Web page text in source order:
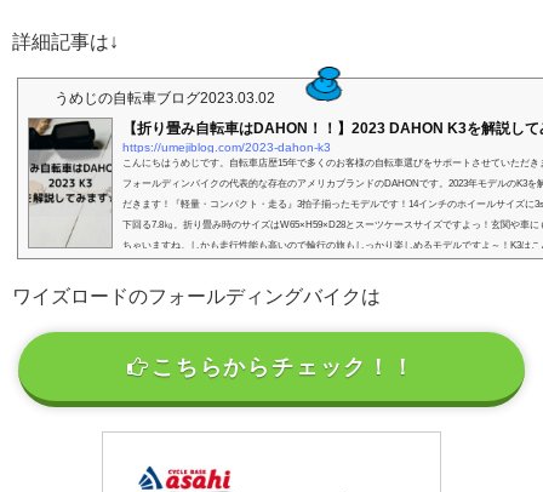
詳細記事は↓
うめじの自転車ブログ2023.03.02
【折り畳み自転車はDAHON！！】2023 DAHON K3を解説し
https://umejiblog.com/2023-dahon-k3
こんにちはうめじです。自転車店歴15年で多くのお客様の自転車選びをサポートさせていただき
フォールディンバイクの代表的な存在のアメリカブランドのDAHONです。2023年モデルのK3を
だきます！『軽量・コンパクト・走る』3拍子揃ったモデルです！14インチのホイールサイズに
下回る7.8㎏。折り畳み時のサイズはW65×H59×D28とスーツケースサイズですよっ！玄関や車に
ちゃいますね。しかも走行性能も高いので輪行の旅もしっかり楽しめるモデルですよ～！K3は
ワイズロードのフォールディングバイクは
こちらからチェック！！